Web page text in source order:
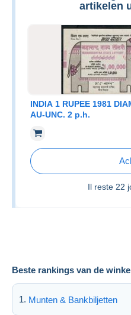
Beste rankings van de
Munten & Bankbiljetten
artikelen
INDIA 1 RUPEE 1981 DIAMOND AGENCY BOMBAY
AU-UNC. 2 p.h.
Il reste 22